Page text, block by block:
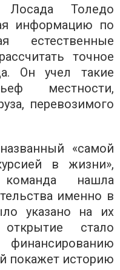
Лосада Толедо
информацию по
естественные
точное
Он учел такие
местности,
перевозимого
«самой
в жизни»,
команда нашла
именно в
указано на их
стало
покажет историю